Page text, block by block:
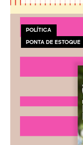
POLÍTICA
PONTA DE ESTOQUE